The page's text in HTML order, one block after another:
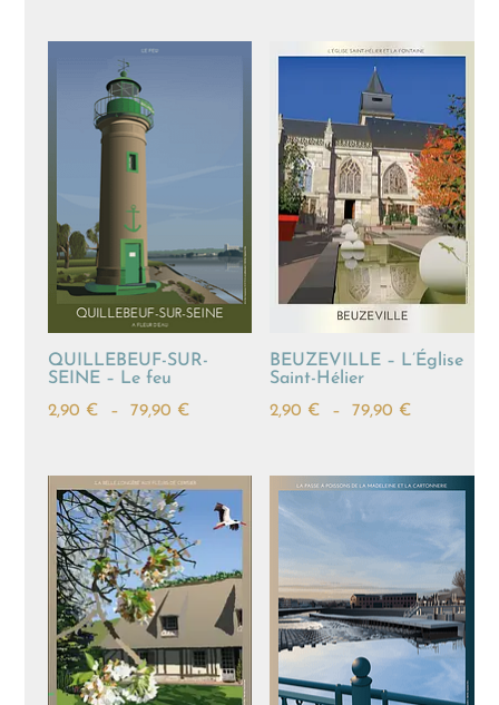
79,90 €
QUILLEBEUF-SUR-
SEINE – Le feu
2,90 € – 79,90 €Plage
2,90 €
79,90 €
BEUZEVILLE – L’Église
Saint-Hélier
2,90 € – 79,90 €Plage
2,90 €
à
79,90 €